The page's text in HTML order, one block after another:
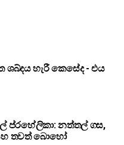
හැරී කෙසේද - එය
ප්රහේලිකා: නත්තල් ගස,
තවත් බොහෝ